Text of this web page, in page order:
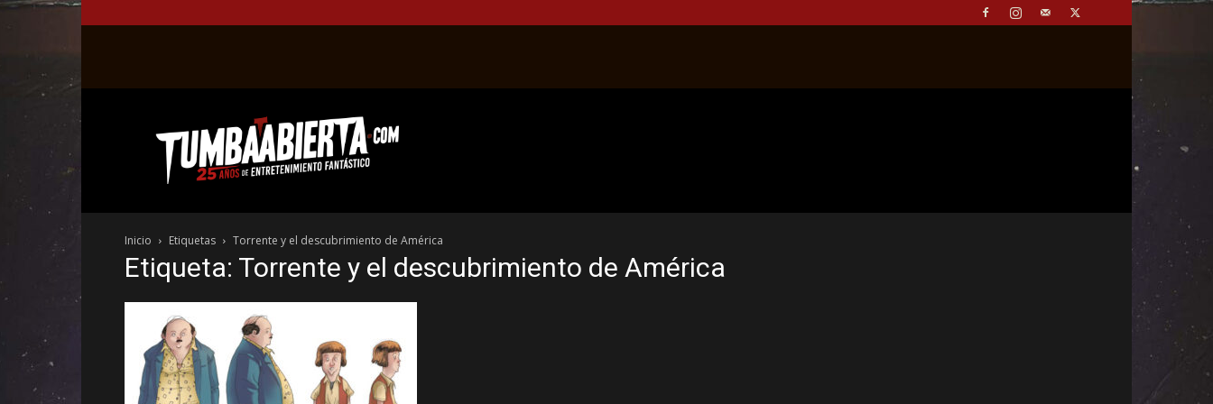
web
del
entretenimiento
el
género
fantástico.
Inicio Etiquetas Torrente y el descubrimiento de América
Etiqueta: Torrente y el descubrimiento de América